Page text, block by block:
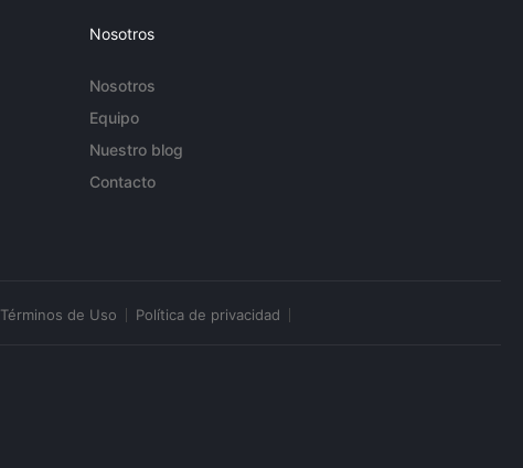
Nosotros
Nosotros
Equipo
Nuestro blog
Contacto
Términos de Uso Política de privacidad